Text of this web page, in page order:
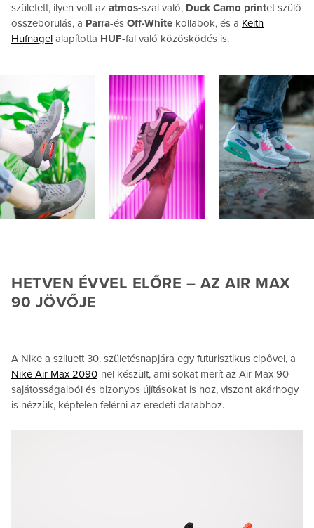
született, ilyen volt az atmos-szal való, Duck Camo printet szülő
összeborulás, a Parra-és Off-White kollabok, és a Keith
Hufnagel alapította HUF-fal való közösködés is.
HETVEN ÉVVEL ELŐRE – AZ AIR MAX
90 JÖVŐJE
A Nike a sziluett 30. születésnapjára egy futurisztikus cipővel, a
Nike Air Max 2090-nel készült, ami sokat merít az Air Max 90
sajátosságaiból és bizonyos újításokat is hoz, viszont akárhogy
is nézzük, képtelen felérni az eredeti darabhoz.